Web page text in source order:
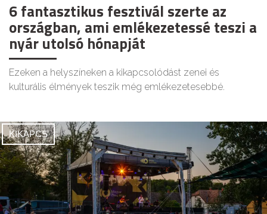
6 fantasztikus fesztivál szerte az
országban, ami emlékezetessé teszi a
nyár utolsó hónapját
Ezeken a helyszíneken a kikapcsolódást zenei és
kulturális élmények teszik még emlékezetesebbé.
KIKAPCS